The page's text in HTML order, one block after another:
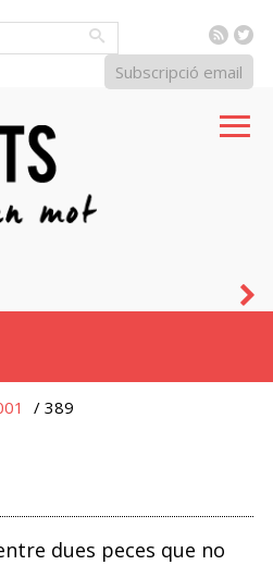
RSS
Subscripció email
/ 389
dues peces que no